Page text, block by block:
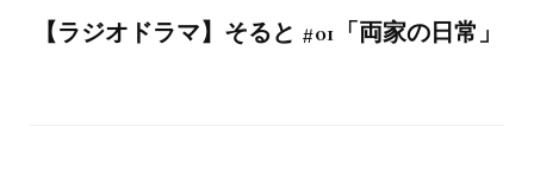
【ラジオドラマ】そると #01「両家の日常」